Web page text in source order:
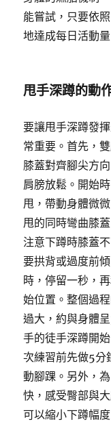
能嘗試，只要依
地達成每日活動量
甩手深蹲的動
要讓甩手深蹲發
常重要。首先，
膝蓋對齊腳尖方
肩膀放鬆。開始
甩，帶動身體微
甩的同時彎曲膝
注意下蹲時膝蓋
要拱背或過度前
時，停留一秒，
始位置。整個過
過大，約與身體
手的徒手深蹲開
次練習前先做5分
動腳踝。另外，
快，感受臀部與
可以縮小下蹲幅